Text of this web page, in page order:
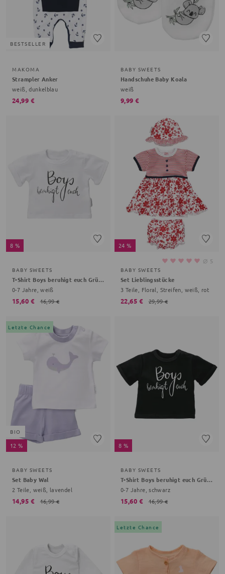
BESTSELLER
MAKOMA
Strampler Anker
weiß, dunkelblau
24,99 €
BABY SWEETS
Handschuhe Baby Koala
weiß
9,99 €
8 %
BABY SWEETS
T-Shirt Boys beruhigt euch Grüße, Gemüse
0-7 Jahre, weiß
15,60 € 16,99 €
24 %
⌀ 5
BABY SWEETS
Set Lieblingsstücke
3 Teile, Floral, Streifen, weiß, rot
22,65 € 29,99 €
Letzte Chance
BIO
12 %
BABY SWEETS
Set Baby Wal
2 Teile, weiß, lavendel
14,95 € 16,99 €
8 %
BABY SWEETS
T-Shirt Boys beruhigt euch Grüße, Gemüse
0-7 Jahre, schwarz
15,60 € 16,99 €
Letzte Chance